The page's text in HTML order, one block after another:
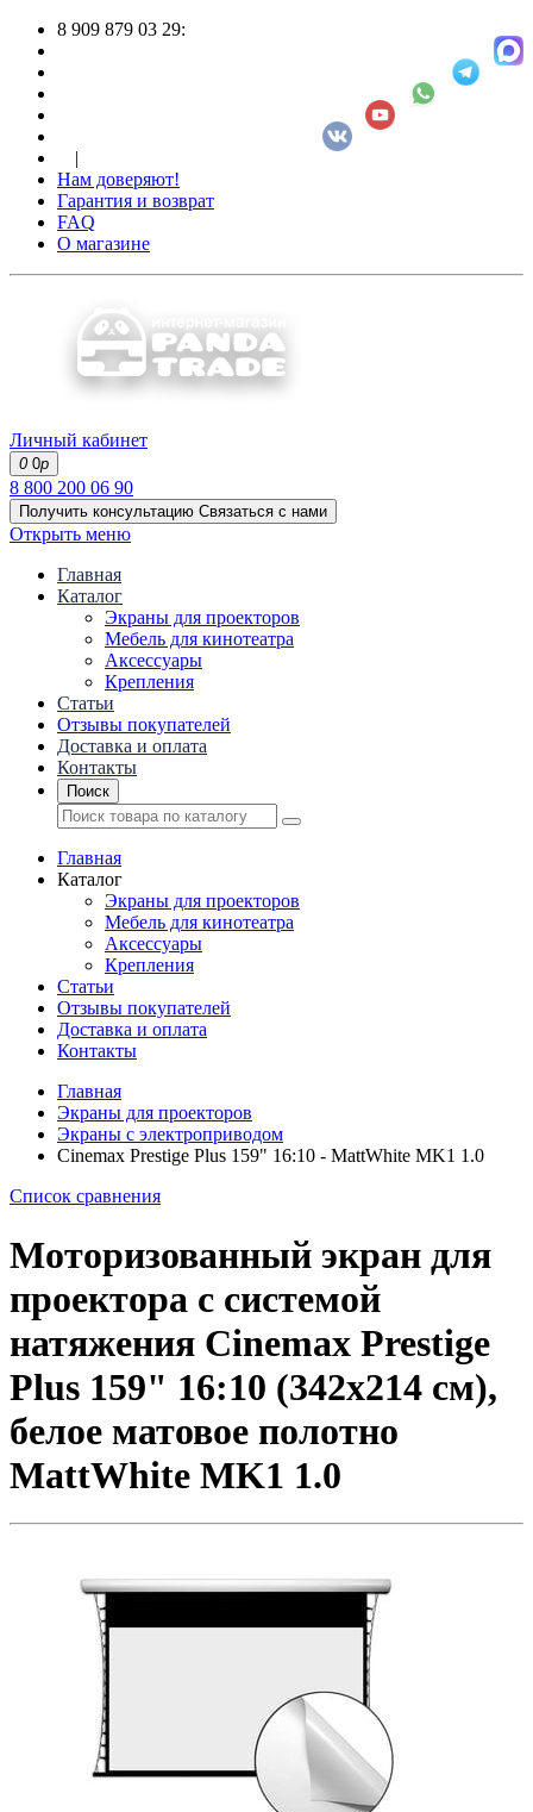
8 909 879 03 29:
|
Нам доверяют!
Гарантия и возврат
FAQ
О магазине
Личный кабинет
0 0р
8 800 200 06 90
Получить консультацию Связаться с нами
Открыть меню
Главная
Каталог
Экраны для проекторов
Mебель для кинотеатра
Аксессуары
Крепления
Статьи
Отзывы покупателей
Доставка и оплата
Контакты
Поиск
Главная
Каталог
Экраны для проекторов
Mебель для кинотеатра
Аксессуары
Крепления
Статьи
Отзывы покупателей
Доставка и оплата
Контакты
Главная
Экраны для проекторов
Экраны с электроприводом
Cinemax Prestige Plus 159" 16:10 - MattWhite MK1 1.0
Список сравнения
Моторизованный экран для
проектора с системой
натяжения Cinemax Prestige
Plus 159" 16:10 (342x214 см),
белое матовое полотно
MattWhite MK1 1.0